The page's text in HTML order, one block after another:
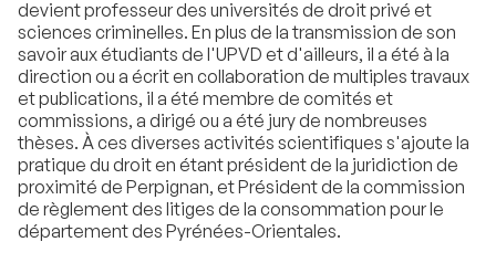
devient professeur des universités de droit privé et
sciences criminelles. En plus de la transmission de son
savoir aux étudiants de l'UPVD et d'ailleurs, il a été à la
direction ou a écrit en collaboration de multiples travaux
et publications, il a été membre de comités et
commissions, a dirigé ou a été jury de nombreuses
thèses. À ces diverses activités scientifiques s'ajoute la
pratique du droit en étant président de la juridiction de
proximité de Perpignan, et Président de la commission
de règlement des litiges de la consommation pour le
département des Pyrénées-Orientales.